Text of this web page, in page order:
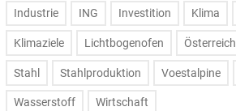
Industrie ING Investition Klima
Klimaziele Lichtbogenofen Österreich
Stahl Stahlproduktion Voestalpine
Wasserstoff Wirtschaft